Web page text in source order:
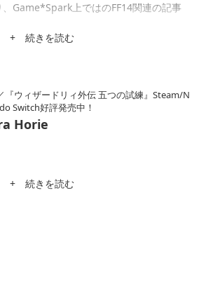
Game*Spark上ではのFF14関連の記事
+ 続きを読む
『ウィザードリィ外伝 五つの試練』Steam/N
Switch好評発売中！
Horie
+ 続きを読む